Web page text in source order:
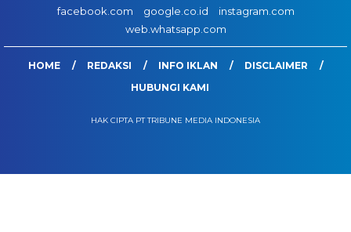
facebook.com
google.co.id
instagram.com
web.whatsapp.com
HOME REDAKSI INFO IKLAN
DISCLAIMER
HUBUNGI KAMI
HAK CIPTA PT TRIBUNE MEDIA INDONESIA